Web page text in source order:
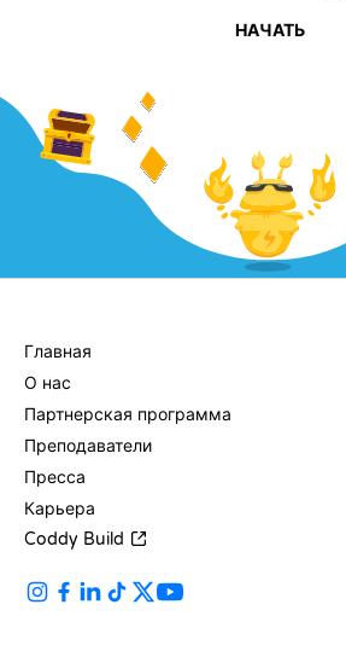
НАЧАТЬ
Главная
О нас
Партнерская программа
Преподаватели
Пресса
Карьера
Coddy Build